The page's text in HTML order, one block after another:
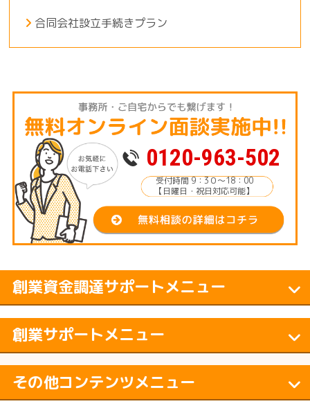
合同会社設立手続きプラン
0120-963-502
受付時間 9：3０～18：00
【日曜日・祝日対応可能】
創業資金調達サポートメニュー
創業サポートメニュー
その他コンテンツメニュー